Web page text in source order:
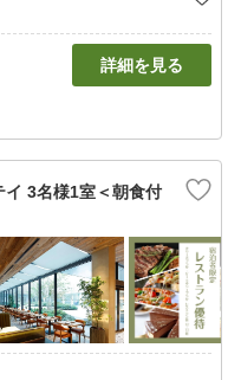
詳細を見る
イ 3名様1室＜朝食付